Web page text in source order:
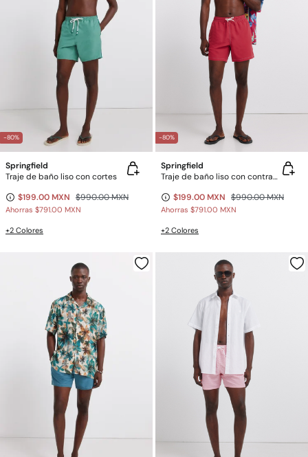
-80%
Springfield
Traje de baño liso con cortes
$199.00 MXN $990.00 MXN
Ahorras $791.00 MXN
+2 Colores
-80%
Springfield
Traje de baño liso con contrastes
$199.00 MXN $990.00 MXN
Ahorras $791.00 MXN
+2 Colores